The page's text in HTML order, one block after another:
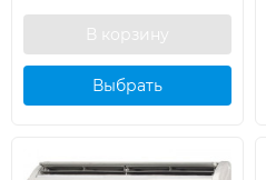
Выбрать